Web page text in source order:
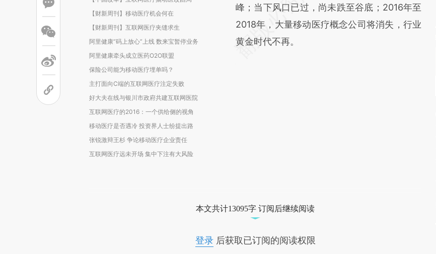
【财新周刊】移动医疗机会何在
【财新周刊】互联网医疗夹缝求生
阿里健康“码上放心”上线 数来宝暂停业务
阿里健康牵头成立医药O2O联盟
保险公司能为移动医疗埋单吗？
主打面向C端的互联网医疗注定失败
好大夫在线与银川市政府共建互联网医院
互联网医疗的2016：一个供给侧的视角
移动医疗是否遇冷 投资界人士纷提出路
张锐激辩王杉 争论移动医疗企业责任
互联网医疗远未开场 集中下注有大风险
峰；当下风口已过，尚未跌至谷底；2016年至
2018年，大量移动医疗概念公司将消失，行业
黄金时代不再。
本文共计13095字 订阅后继续阅读
登录后获取已订阅的阅读权限